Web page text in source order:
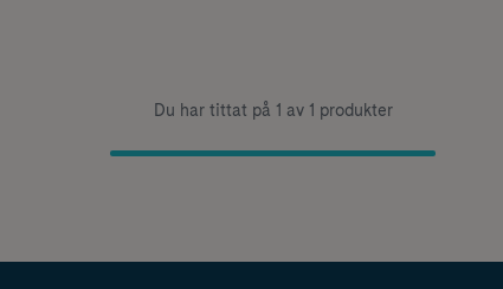
Du har tittat på 1 av 1 produkter